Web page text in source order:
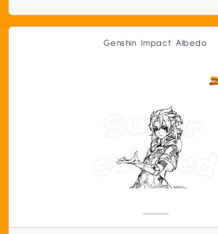
Genshin Impact Albedo